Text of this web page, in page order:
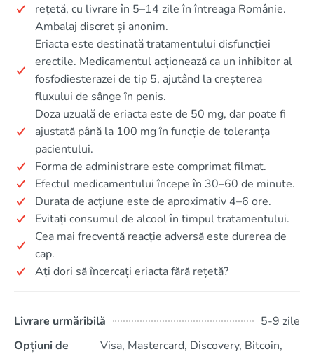
rețetă, cu livrare în 5–14 zile în întreaga Românie.
Ambalaj discret și anonim.
Eriacta este destinată tratamentului disfuncției
erectile. Medicamentul acționează ca un inhibitor al
fosfodiesterazei de tip 5, ajutând la creșterea
fluxului de sânge în penis.
Doza uzuală de eriacta este de 50 mg, dar poate fi
ajustată până la 100 mg în funcție de toleranța
pacientului.
Forma de administrare este comprimat filmat.
Efectul medicamentului începe în 30–60 de minute.
Durata de acțiune este de aproximativ 4–6 ore.
Evitați consumul de alcool în timpul tratamentului.
Cea mai frecventă reacție adversă este durerea de
cap.
Ați dori să încercați eriacta fără rețetă?
Livrare urmăribilă
5-9 zile
Opțiuni de
Visa, Mastercard, Discovery, Bitcoin,